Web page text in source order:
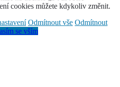
cookies můžete kdykoliv změnit.
Odmítnout vše Odmítnout
se vším